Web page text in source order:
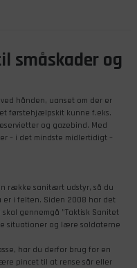
småskader og
hånden, uanset om der er
førstehjælpskit kunne f.eks.
og gazebind. Med
– i det mindste midlertidigt –
række sanitært udstyr, så du
er i felten. Siden 2008 har det
gennemgå ”Taktisk Sanitet
situationer og lære soldaterne
har du derfor brug for en
pincet til at rense sår eller